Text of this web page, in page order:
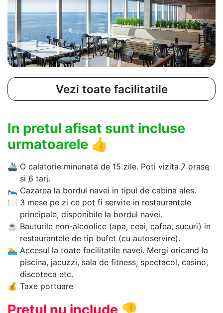
Vezi toate facilitatile
In pretul afisat sunt incluse
urmatoarele 👍
🚢 O calatorie minunata de 15 zile. Poti vizita 7 orase
si 6 tari.
🛌 Cazarea la bordul navei in tipul de cabina ales.
🍽 3 mese pe zi ce pot fi servite in restaurantele
principale, disponibile la bordul navei.
☕ Bauturile non-alcoolice (apa, ceai, cafea, sucuri) in
restaurantele de tip bufet (cu autoservire).
🏊‍ Accesul la toate facilitatile navei. Mergi oricand la
piscina, jacuzzi, sala de fitness, spectacol, casino,
discoteca etc.
💰 Taxe portuare